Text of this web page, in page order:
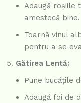
Adaugă roșiile
amestecă bine.
Toarnă vinul
pentru a se
Gătirea Lentă:
Pune bucățile
Adaugă foi de